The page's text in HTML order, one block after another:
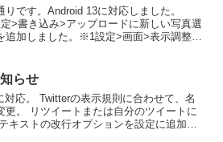
です。Android 13に対応しました。
>書き込み>アップロードに新しい写真選
追加しました。※1設定>画面>表示調整に
らせ
応。 Twitterの表示規則に合わせて、名
更。 リツイートまたは自分のツイートに
キストの改行オプションを設定に追加。